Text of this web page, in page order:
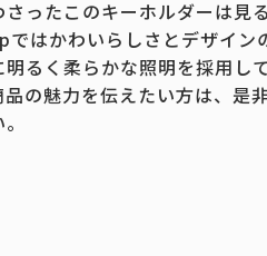
ったこのキーホルダーは見
ではかわいらしさとデザイン
明るく柔らかな照明を採用し
品の魅力を伝えたい方は、是